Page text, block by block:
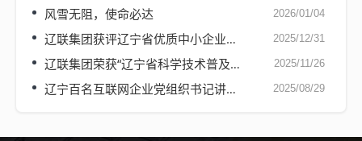
风雪无阻，使命必达 2026/01/04
辽联集团获评辽宁省优质中小企业服务机构 2025/12/31
辽联集团荣获“辽宁省科学技术普及基地”称号 2025/11/26
辽宁百名互联网企业党组织书记讲东北抗联故事——辽联集团党支部 2025/08/29